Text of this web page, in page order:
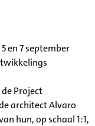
en 7 september
Project
architect Alvaro
hun, op schaal 1:1,